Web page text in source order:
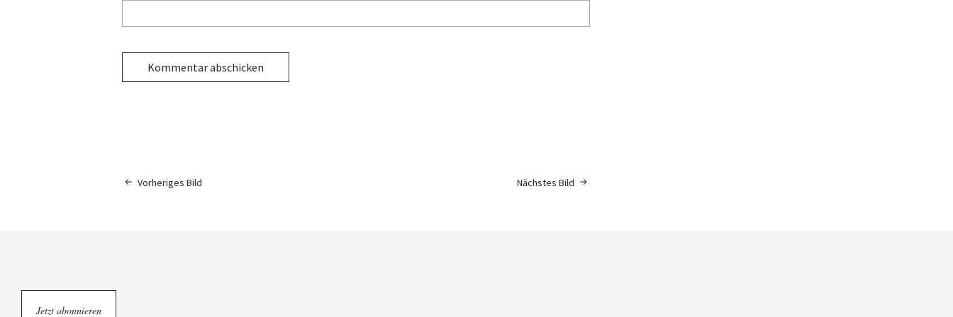
Nächstes Bild
Vorheriges Bild
Jetzt abonnieren